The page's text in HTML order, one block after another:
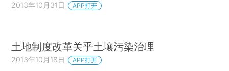
2013年10月31日 APP打开
土地制度改革关乎土壤污染治理
2013年10月18日 APP打开